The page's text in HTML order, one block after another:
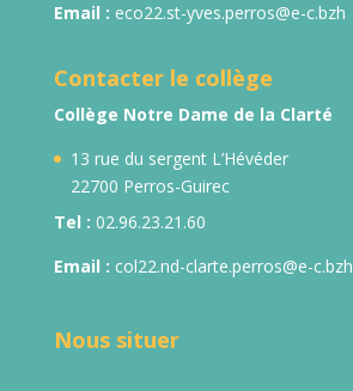
Email : eco22.st-yves.perros@e-c.bzh
Contacter le collège
Collège Notre Dame de la Clarté
13 rue du sergent L’Hévéder
22700 Perros-Guirec
Tel : 02.96.23.21.60
Email : col22.nd-clarte.perros@e-c.bzh
Nous situer